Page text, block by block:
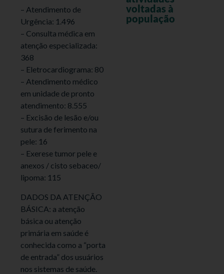
– Atendimento de
Urgência: 1.496
– Consulta médica em
atenção especializada:
368
– Eletrocardiograma: 80
– Atendimento médico
em unidade de pronto
atendimento: 8.555
– Excisão de lesão e/ou
sutura de ferimento na
pele: 16
– Exerese tumor pele e
anexos / cisto sebaceo/
lipoma: 115
DADOS DA ATENÇÃO
BÁSICA: a atenção
básica ou atenção
primária em saúde é
conhecida como a “porta
de entrada” dos usuários
nos sistemas de saúde.
voltadas à
população